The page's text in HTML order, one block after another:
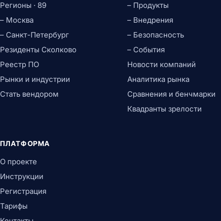
Регионы · 89
– Москва
– Санкт-Петербург
Резиденты Сколково
Реестр ПО
Рынки и индустрии
Стать вендором
– Продукты
– Внедрения
– Безопасность
– События
Новости компаний
Аналитика рынка
Сравнения и бенчмарки
Квадранты зрелости
ПЛАТФОРМА
О проекте
Инструкции
Регистрация
Тарифы